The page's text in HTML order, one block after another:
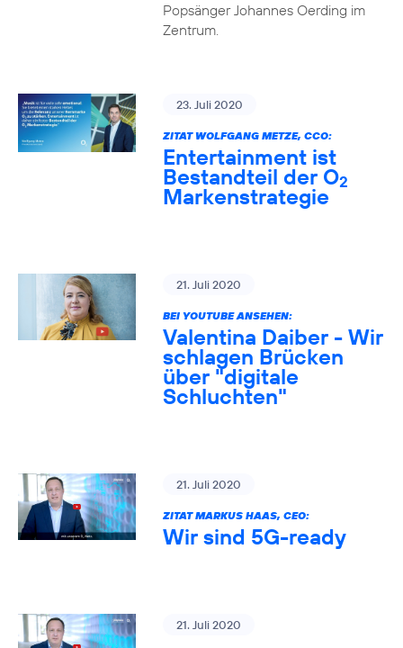
Popsänger Johannes Oerding im
Zentrum.
23. Juli 2020
ZITAT WOLFGANG METZE, CCO:
Entertainment ist
Bestandteil der O2
Markenstrategie
21. Juli 2020
BEI YOUTUBE ANSEHEN:
Valentina Daiber - Wir
schlagen Brücken
über "digitale
Schluchten"
21. Juli 2020
ZITAT MARKUS HAAS, CEO:
Wir sind 5G-ready
21. Juli 2020